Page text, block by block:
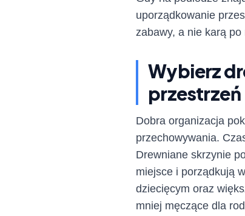
uporządkowanie
zabawy, a nie karą po
Wybierz
przestrzeń
Dobra organizacja
przechowywania.
Drewniane skrzynie
miejsce i porządkują
dziecięcym oraz
mniej męczące dla